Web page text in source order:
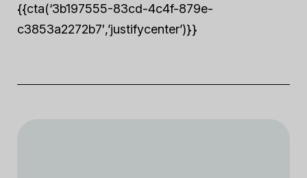
{{cta(‘3b197555-83cd-4c4f-879e-
c3853a2272b7′,’justifycenter’)}}